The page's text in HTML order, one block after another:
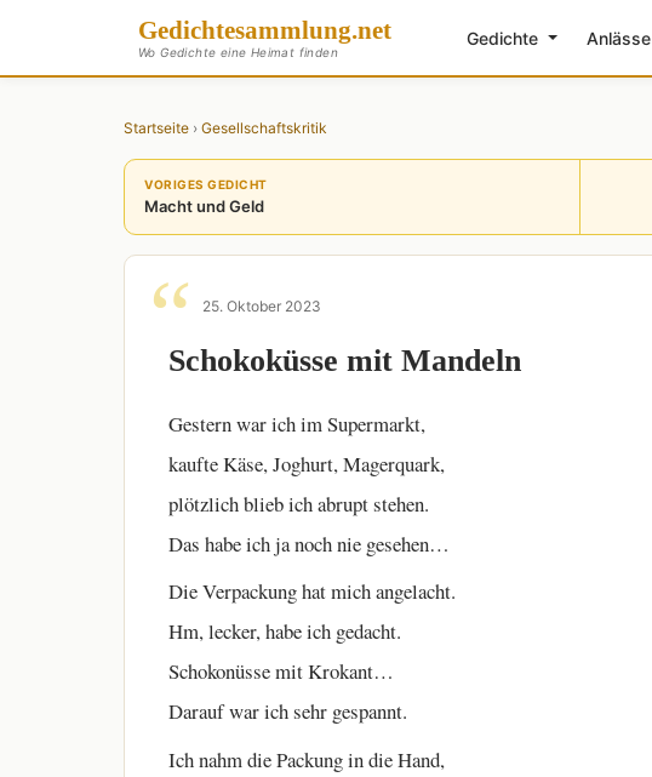
Gedichtesammlung.net
Wo Gedichte eine Heimat finden
Gedichte Anlässe
Startseite › Gesellschaftskritik
VORIGES GEDICHT
Macht und Geld
25. Oktober 2023
Schokoküsse mit Mandeln
Gestern war ich im Supermarkt,
kaufte Käse, Joghurt, Magerquark,
plötzlich blieb ich abrupt stehen.
Das habe ich ja noch nie gesehen…
Die Verpackung hat mich angelacht.
Hm, lecker, habe ich gedacht.
Schokonüsse mit Krokant…
Darauf war ich sehr gespannt.
Ich nahm die Packung in die Hand,